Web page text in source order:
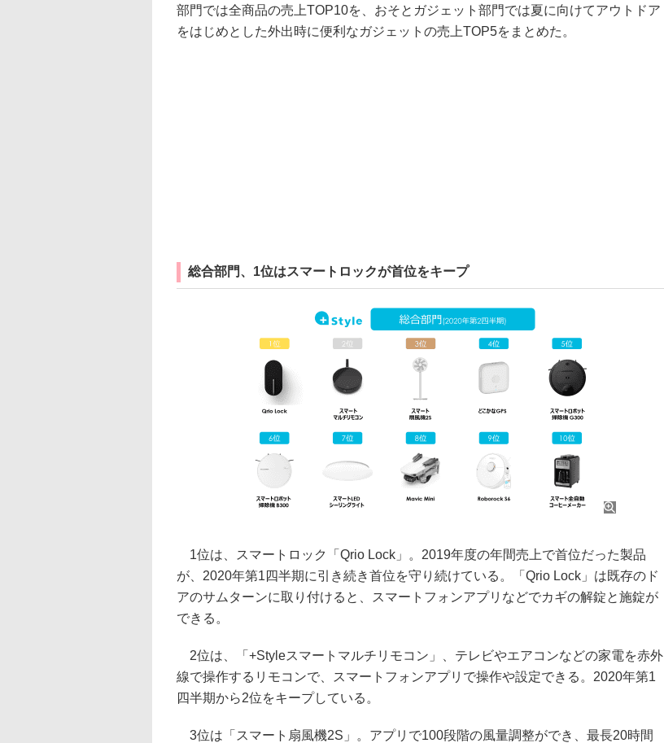
部門では全商品の売上TOP10を、おそとガジェット部門では夏に向けてアウトドア
をはじめとした外出時に便利なガジェットの売上TOP5をまとめた。
総合部門、1位はスマートロックが首位をキープ
1位は、スマートロック「Qrio Lock」。2019年度の年間売上で首位だった製品
が、2020年第1四半期に引き続き首位を守り続けている。「Qrio Lock」は既存のド
アのサムターンに取り付けると、スマートフォンアプリなどでカギの解錠と施錠が
できる。
2位は、「+Styleスマートマルチリモコン」、テレビやエアコンなどの家電を赤外
線で操作するリモコンで、スマートフォンアプリで操作や設定できる。2020年第1
四半期から2位をキープしている。
3位は「スマート扇風機2S」。アプリで100段階の風量調整ができ、最長20時間